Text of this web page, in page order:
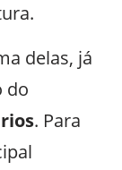
delas, já
do
. Para